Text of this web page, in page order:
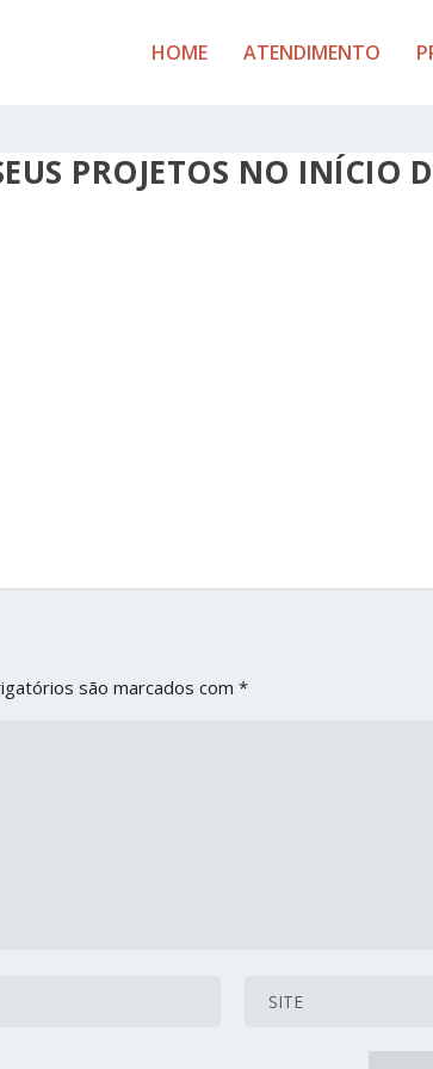
HOME ATENDIMENTO
PROJETOS NO INÍCIO
são marcados com*